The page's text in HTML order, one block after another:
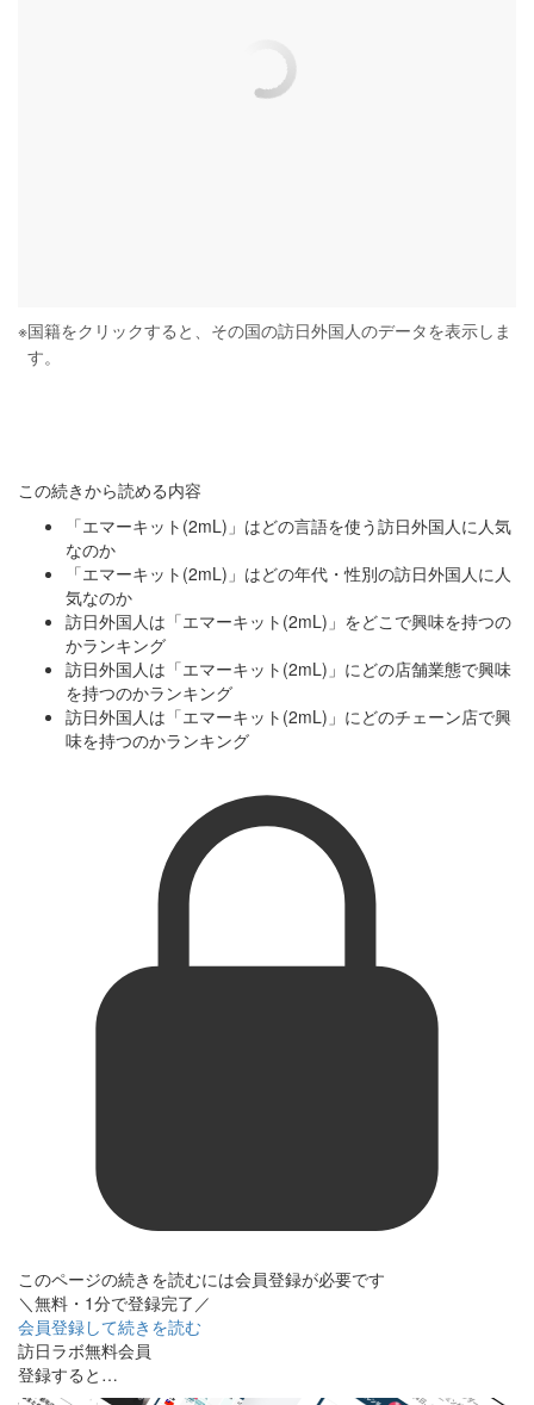
※国籍をクリックすると、その国の訪日外国人のデータを表示しま
す。
この続きから読める内容
「エマーキット(2mL)」はどの言語を使う訪日外国人に人気
なのか
「エマーキット(2mL)」はどの年代・性別の訪日外国人に人
気なのか
訪日外国人は「エマーキット(2mL)」をどこで興味を持つの
かランキング
訪日外国人は「エマーキット(2mL)」にどの店舗業態で興味
を持つのかランキング
訪日外国人は「エマーキット(2mL)」にどのチェーン店で興
味を持つのかランキング
このページの続きを読むには会員登録が必要です
＼無料・1分で登録完了／
会員登録して続きを読む
訪日ラボ無料会員
登録すると…